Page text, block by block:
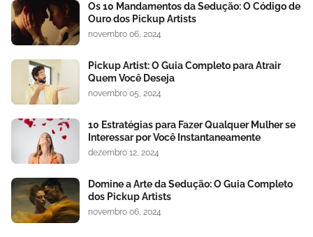
Os 10 Mandamentos da Sedução: O Código de
Ouro dos Pickup Artists
novembro 06, 2024
Pickup Artist: O Guia Completo para Atrair
Quem Você Deseja
novembro 05, 2024
10 Estratégias para Fazer Qualquer Mulher se
Interessar por Você Instantaneamente
dezembro 12, 2024
Domine a Arte da Sedução: O Guia Completo
dos Pickup Artists
novembro 06, 2024